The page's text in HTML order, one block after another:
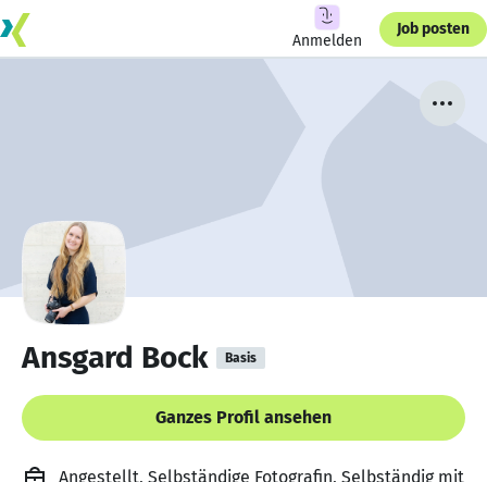
Anmelden
Job posten
Ansgard Bock Basis
Ganzes Profil ansehen
Angestellt, Selbständige Fotografin, Selbständig mit